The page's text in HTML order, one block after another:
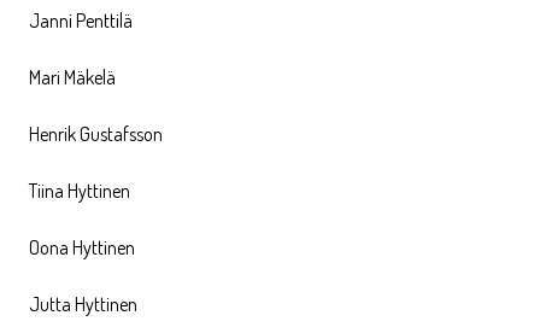
Janni Penttilä
Mari Mäkelä
Henrik Gustafsson
Tiina Hyttinen
Oona Hyttinen
Jutta Hyttinen